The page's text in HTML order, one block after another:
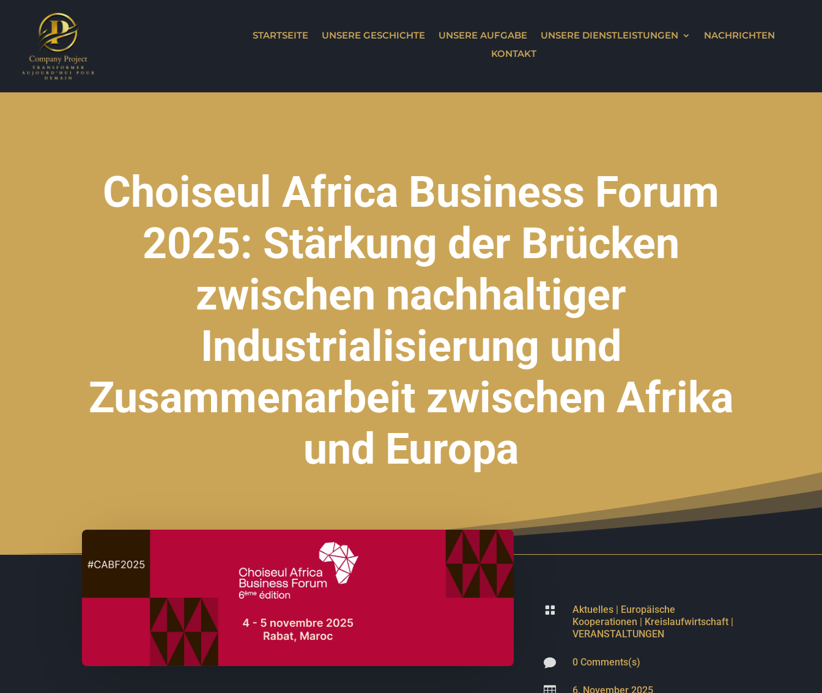
STARTSEITE UNSERE GESCHICHTE UNSERE AUFGABE UNSERE DIENSTLEISTUNGEN
NACHRICHTEN
KONTAKT
Choiseul Africa Business Forum
2025: Stärkung der Brücken
zwischen nachhaltiger
Industrialisierung und
Zusammenarbeit zwischen Afrika
und Europa
 Aktuelles | Europäische
Kooperationen | Kreislaufwirtschaft |
VERANSTALTUNGEN
 0 Comments(s)
6. November 2025